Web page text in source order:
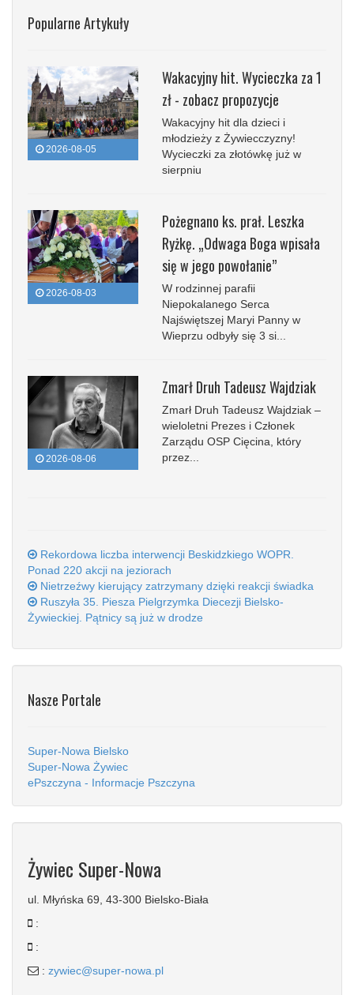
Popularne Artykuły
2026-08-05
Wakacyjny hit. Wycieczka za 1
zł - zobacz propozycje
Wakacyjny hit dla dzieci i
młodzieży z Żywiecczyzny!
Wycieczki za złotówkę już w
sierpniu
2026-08-03
Pożegnano ks. prał. Leszka
Ryżkę. „Odwaga Boga wpisała
się w jego powołanie”
W rodzinnej parafii
Niepokalanego Serca
Najświętszej Maryi Panny w
Wieprzu odbyły się 3 si...
2026-08-06
Zmarł Druh Tadeusz Wajdziak
Zmarł Druh Tadeusz Wajdziak –
wieloletni Prezes i Członek
Zarządu OSP Cięcina, który
przez...
Rekordowa liczba interwencji Beskidzkiego WOPR.
Ponad 220 akcji na jeziorach
Nietrzeźwy kierujący zatrzymany dzięki reakcji świadka
Ruszyła 35. Piesza Pielgrzymka Diecezji Bielsko-
Żywieckiej. Pątnicy są już w drodze
Nasze Portale
Super-Nowa Bielsko
Super-Nowa Żywiec
ePszczyna - Informacje Pszczyna
Żywiec Super-Nowa
ul. Młyńska 69, 43-300 Bielsko-Biała
:
:
: zywiec@super-nowa.pl